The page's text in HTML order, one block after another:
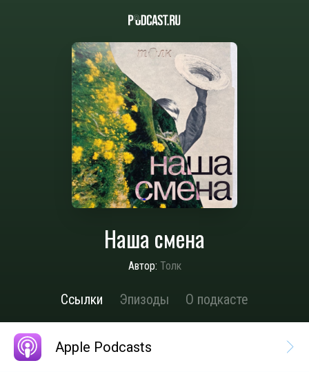
Наша смена
Автор: Толк
Ссылки Эпизоды О подкасте
Apple Podcasts